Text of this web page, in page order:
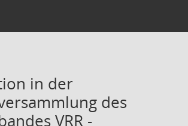
in der
des
VRR -